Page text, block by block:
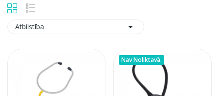
Atbilstība 
Nav Noliktavā.